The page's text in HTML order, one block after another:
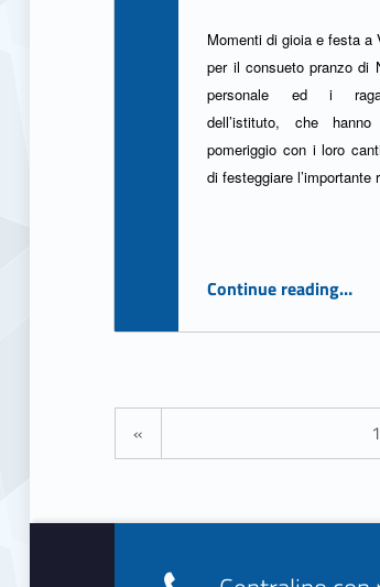
Momenti di gioia e festa a
per il consueto pranzo di
personale ed i
dell’istituto, che
pomeriggio con i loro
di festeggiare l’importante
Continue reading“Pranzo di Natale a
…
Posts Navigation
« 1
Footer info sidebar